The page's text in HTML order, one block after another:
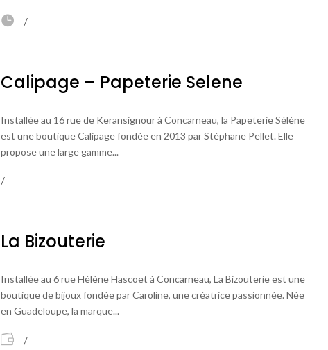
Calipage – Papeterie Selene
Installée au 16 rue de Keransignour à Concarneau, la Papeterie Sélène
est une boutique Calipage fondée en 2013 par Stéphane Pellet. Elle
propose une large gamme...
La Bizouterie
Installée au 6 rue Hélène Hascoet à Concarneau, La Bizouterie est une
boutique de bijoux fondée par Caroline, une créatrice passionnée. Née
en Guadeloupe, la marque...